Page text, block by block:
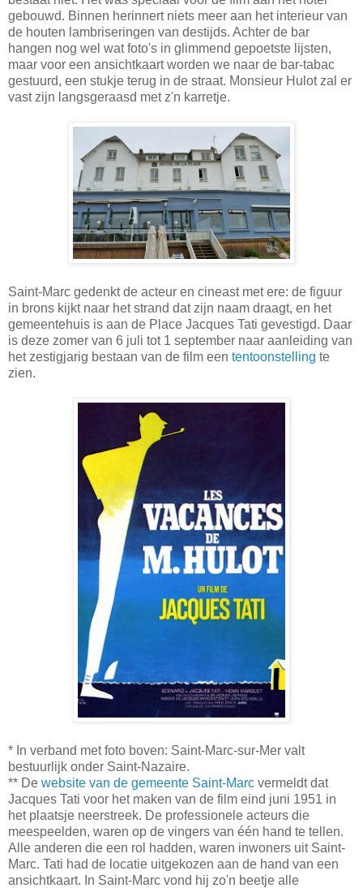
gebouwd. Binnen herinnert niets meer aan het interieur van
de houten lambriseringen van destijds. Achter de bar
hangen nog wel wat foto's in glimmend gepoetste lijsten,
maar voor een ansichtkaart worden we naar de bar-tabac
gestuurd, een stukje terug in de straat. Monsieur Hulot zal er
vast zijn langsgeraasd met z'n karretje.
Saint-Marc gedenkt de acteur en cineast met ere: de figuur
in brons kijkt naar het strand dat zijn naam draagt, en het
gemeentehuis is aan de Place Jacques Tati gevestigd. Daar
is deze zomer van 6 juli tot 1 september naar aanleiding van
het zestigjarig bestaan van de film een tentoonstelling te
zien.
* In verband met foto boven: Saint-Marc-sur-Mer valt
bestuurlijk onder Saint-Nazaire.
** De website van de gemeente Saint-Marc vermeldt dat
Jacques Tati voor het maken van de film eind juni 1951 in
het plaatsje neerstreek. De professionele acteurs die
meespeelden, waren op de vingers van één hand te tellen.
Alle anderen die een rol hadden, waren inwoners uit Saint-
Marc. Tati had de locatie uitgekozen aan de hand van een
ansichtkaart. In Saint-Marc vond hij zo'n beetje alle